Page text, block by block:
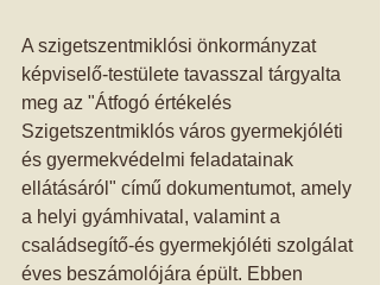
A szigetszentmiklósi önkormányzat
képviselő-testülete tavasszal tárgyalta
meg az "Átfogó értékelés
Szigetszentmiklós város gyermekjóléti
és gyermekvédelmi feladatainak
ellátásáról" című dokumentumot, amely
a helyi gyámhivatal, valamint a
családsegítő-és gyermekjóléti szolgálat
éves beszámolójára épült. Ebben